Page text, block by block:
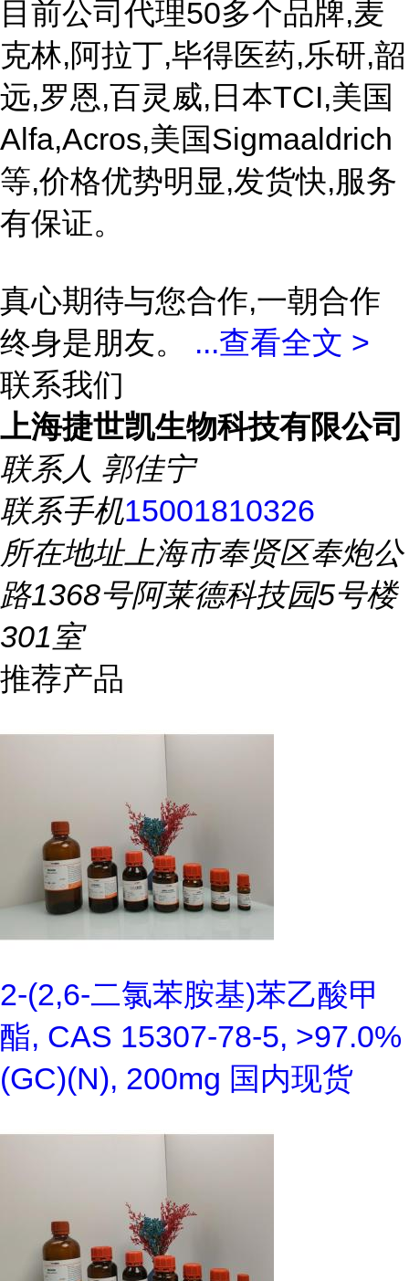
目前公司代理50多个品牌,麦
克林,阿拉丁,毕得医药,乐研,韶
远,罗恩,百灵威,日本TCI,美国
Alfa,Acros,美国Sigmaaldrich
等,价格优势明显,发货快,服务
有保证。
真心期待与您合作,一朝合作
终身是朋友。 ...查看全文 >
联系我们
上海捷世凯生物科技有限公司
联系人 郭佳宁
联系手机15001810326
所在地址上海市奉贤区奉炮公
路1368号阿莱德科技园5号楼
301室
推荐产品
2-(2,6-二氯苯胺基)苯乙酸甲
酯, CAS 15307-78-5, >97.0%
(GC)(N), 200mg 国内现货